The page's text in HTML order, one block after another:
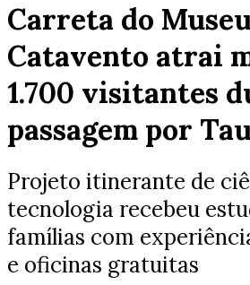
Carreta do
Catavento atrai
1.700 visitantes
passagem por
Projeto itinerante de
tecnologia recebeu
famílias com
e oficinas gratuitas